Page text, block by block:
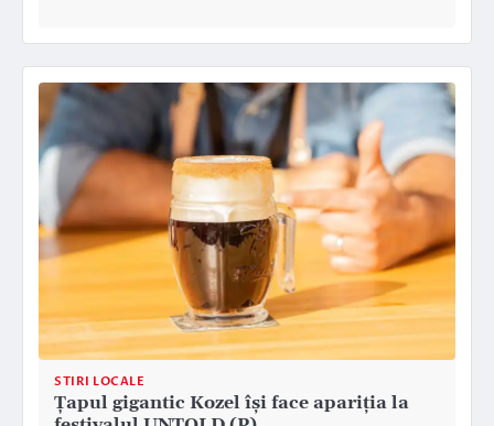
STIRI LOCALE
Țapul gigantic Kozel își face apariția la